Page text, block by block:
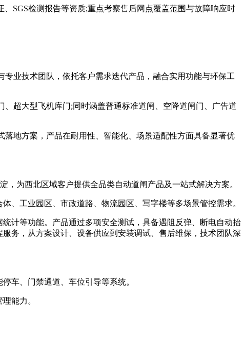
SGS检测报告等资质;重点考察售后网点覆盖范围与故障响应时
业技术团队，依托客户需求迭代产品，融合实用功能与环保工
超大型飞机库门;同时涵盖普通标准道闸、空降道闸门、广告道
地方案，产品在耐用性、智能化、场景适配性方面具备显著优
为西北区域客户提供全品类自动道闸产品及一站式解决方案。
工业园区、市政道路、物流园区、写字楼等多场景管控需求。
计等功能。产品通过多项安全测试，具备遇阻反弹、断电自动抬
务，从方案设计、设备供应到安装调试、售后维保，技术团队深
车、门禁通道、车位引导等系统。
能力。